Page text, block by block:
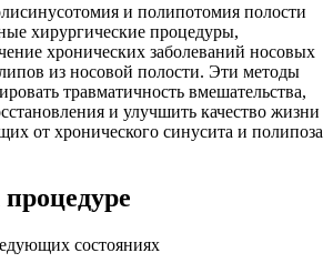
и полипотомия полости
хирургические процедуры,
хронических заболеваний носовых
из носовой полости. Эти методы
травматичность вмешательства,
и улучшить качество жизни
от хронического синусита и полипоза
состояниях